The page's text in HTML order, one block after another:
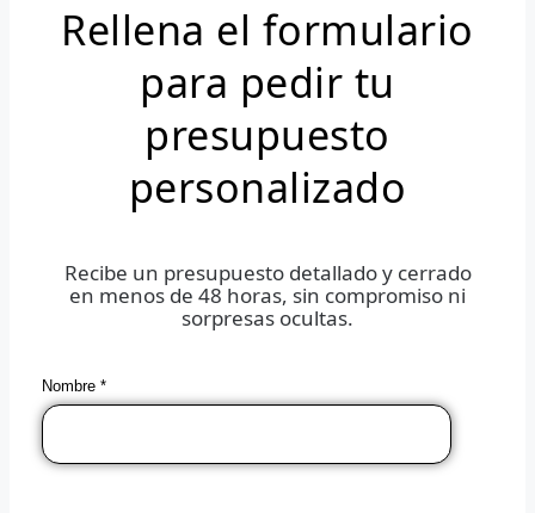
Rellena el formulario
para pedir tu
presupuesto
personalizado
Recibe un presupuesto detallado y cerrado
en menos de 48 horas, sin compromiso ni
sorpresas ocultas.
Nombre *